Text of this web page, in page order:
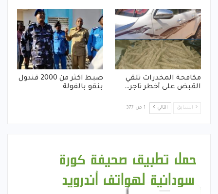
مكافحة المخدرات تلقي
القبض على أخطر تاجر…
ضبط اكثر من 2000 قندول
بنقو بالفولة
السابق التالي 1 من 377